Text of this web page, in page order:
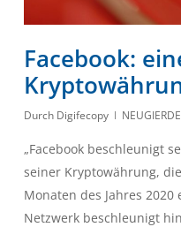
Facebook:
Durch Digifecopy NEUGIERDE
„Facebook beschleunigt
seiner Kryptowährung,
Monaten des Jahres
Netzwerk beschleunigt